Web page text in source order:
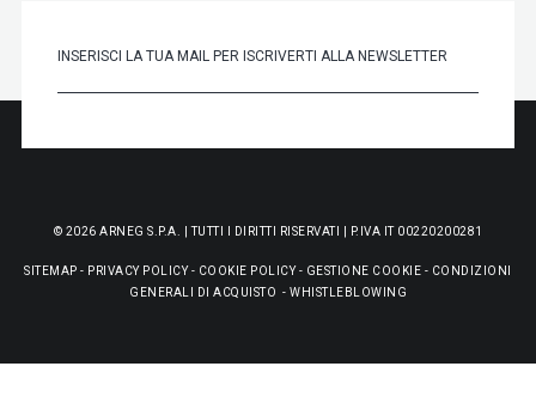
© 2026 ARNEG S.P.A. | TUTTI I DIRITTI RISERVATI | P.IVA IT 00220200281
SITEMAP - PRIVACY POLICY- COOKIE POLICY- GESTIONE COOKIE - CONDIZIONI
GENERALI DI ACQUISTO - WHISTLEBLOWING